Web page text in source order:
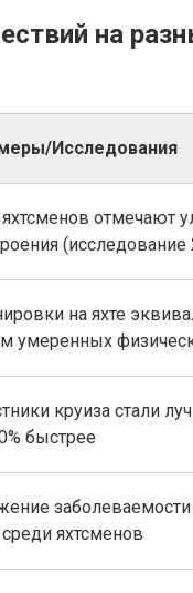
на
Исследования
яхтсменов отмечают
(исследование
на яхте
умеренных
круиза стали
быстрее
яхтсменов